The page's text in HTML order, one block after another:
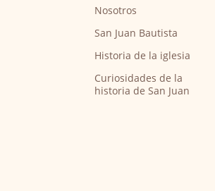
Nosotros
San Juan Bautista
Historia de la iglesia
Curiosidades de la
historia de San Juan